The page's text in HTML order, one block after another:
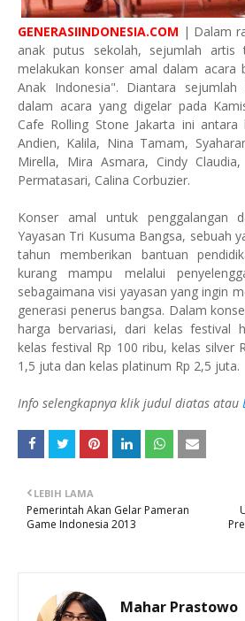
GENERASIINDONESIA.COM | Dalam
anak putus sekolah, sejumlah artis
melakukan konser amal dalam acara
Anak Indonesia". Diantara
dalam acara yang digelar pada
Cafe Rolling Stone Jakarta ini antara
Andien, Kalila, Nina Tamam,
Mirella, Mira Asmara, Cindy
Permatasari, Calina Corbuzier.
Konser amal untuk penggalangan
Yayasan Tri Kusuma Bangsa, sebuah
tahun memberikan bantuan
kurang mampu melalui
sebagaimana visi yayasan yang ingin
generasi penerus bangsa. Dalam
harga bervariasi, dari kelas festival
kelas festival Rp 100 ribu, kelas silver
1,5 juta dan kelas platinum Rp 2,5 juta.
Info selengkapnya klik judul diatas atau
LEBIH LAMA
Pemerintah Akan Gelar Pameran
Game Indonesia 2013
Mahar Prastowo